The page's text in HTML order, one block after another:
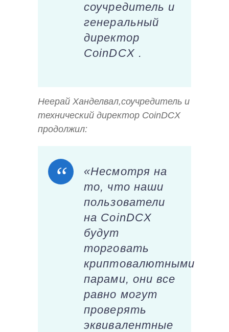
соучредитель и
генеральный
директор
CoinDCX .
Неерай Ханделвал,соучредитель и
технический директор CoinDCX
продолжил:
«Несмотря на
то, что наши
пользователи
на CoinDCX
будут
торговать
криптовалютными
парами, они все
равно могут
проверять
эквивалентные